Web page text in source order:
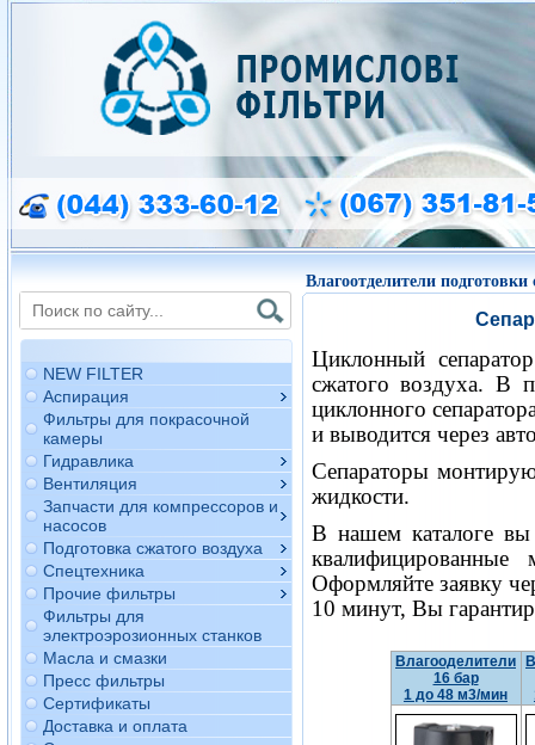
NEW FILTER
Аспирация
Фильтры для покрасочной
камеры
Гидравлика
Вентиляция
Запчасти для компрессоров и
насосов
Подготовка сжатого воздуха
Спецтехника
Прочие фильтры
Фильтры для
электроэрозионных станков
Масла и смазки
Пресс фильтры
Сертификаты
Доставка и оплата
Влагоотделители подготовки
Циклонный
сжатого воздуха. В
циклонного
и выводится через
Сепараторы
жидкости.
В нашем каталоге
Оформляйте заявку
10 минут, Вы
Влагооделители
16 бар
1 до 48 м3/мин